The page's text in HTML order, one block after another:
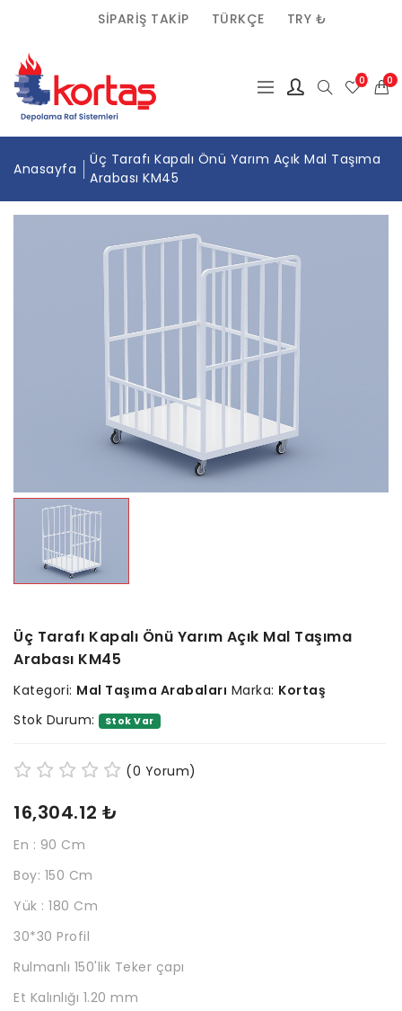
SIPARIŞ TAKIP TÜRKÇE TRY ₺
(0) 0
Anasayfa
Üç Tarafı Kapalı Önü Yarım Açık Mal Taşıma
Arabası KM45
Üç Tarafı Kapalı Önü Yarım Açık Mal Taşıma
Arabası KM45
Kategori: Mal Taşıma Arabaları Marka: Kortaş
Stok Durum:
Stok Var
(0 Yorum)
16,304.12 ₺
En : 90 Cm
Boy: 150 Cm
Yük : 180 Cm
30*30 Profil
Rulmanlı 150'lik Teker çapı
Et Kalınlığı 1.20 mm